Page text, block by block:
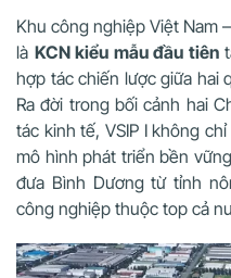
Khu công nghiệp Việt Nam
là KCN kiểu mẫu đầu tiên
hợp tác chiến lược giữa hai
Ra đời trong bối cảnh hai
tác kinh tế, VSIP I không
mô hình phát triển bền
đưa Bình Dương từ tỉnh
công nghiệp thuộc top cả